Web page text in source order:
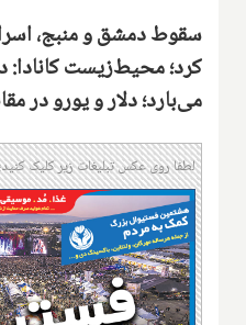
سقوط دمشق و منبج،
کرد؛ محیط‌زیست کانادا:
می‌بارد؛ دلار و یورو در
لطفا روی عکس تبلیغات زیر کلیک